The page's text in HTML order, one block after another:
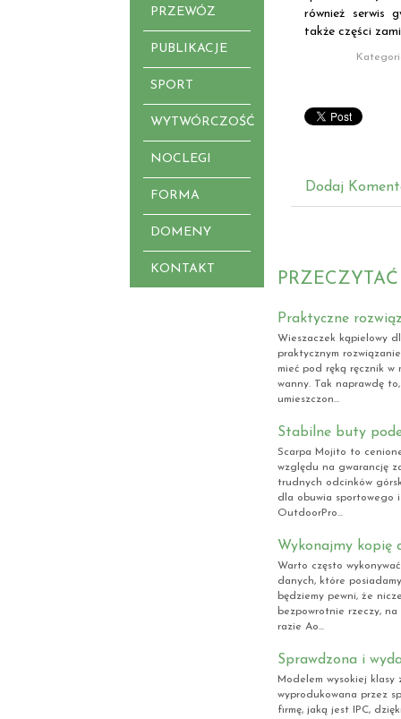
PRZEWÓZ
PUBLIKACJE
SPORT
WYTWÓRCZOŚĆ
NOCLEGI
FORMA
DOMENY
KONTAKT
również serwis
także części
Dodaj
Praktyczne
Wieszaczek kąpielowy
praktycznym
mieć pod ręką ręcznik w
wanny. Tak naprawdę
umieszczon...
Stabilne buty
Scarpa Mojito to
względu na gwarancję
trudnych odcinków
dla obuwia sportowego
OutdoorPro...
Wykonajmy kopię
Warto często
danych, które
będziemy pewni, że
bezpowrotnie rzeczy,
razie Ao...
Sprawdzona i
Modelem wysokiej klasy
wyprodukowana przez
firmę, jaką jest IPC,